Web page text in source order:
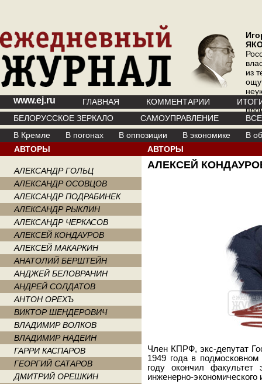
из
где
www.ej.ru ГЛАВНАЯ КОММЕНТАРИИ
БЕЛОРУССКОЕ ЗЕРКАЛО
САМОУПРАВЛЕНИЕ
В Кремле
В погонах В оппозиции В экономике
В
АВТОРЫ
АЛЕКСАНДР ГОЛЬЦ
АЛЕКСАНДР ОСОВЦОВ
АЛЕКСАНДР ПОДРАБИНЕК
АЛЕКСАНДР РЫКЛИН
АЛЕКСАНДР ЧЕРКАСОВ
АЛЕКСЕЙ КОНДАУРОВ
АЛЕКСЕЙ МАКАРКИН
АНАТОЛИЙ БЕРШТЕЙН
АНДЖЕЙ БЕЛОВРАНИН
АНДРЕЙ СОЛДАТОВ
АНТОН ОРЕХЪ
ВИКТОР ШЕНДЕРОВИЧ
ВЛАДИМИР ВОЛКОВ
ВЛАДИМИР НАДЕИН
ГАРРИ КАСПАРОВ
ГЕОРГИЙ САТАРОВ
ДМИТРИЙ ОРЕШКИН
АВТОРЫ
АЛЕКСЕЙ
Член КПРФ, экс-депутат
1949 года в
году окончил факультет
инженерно-